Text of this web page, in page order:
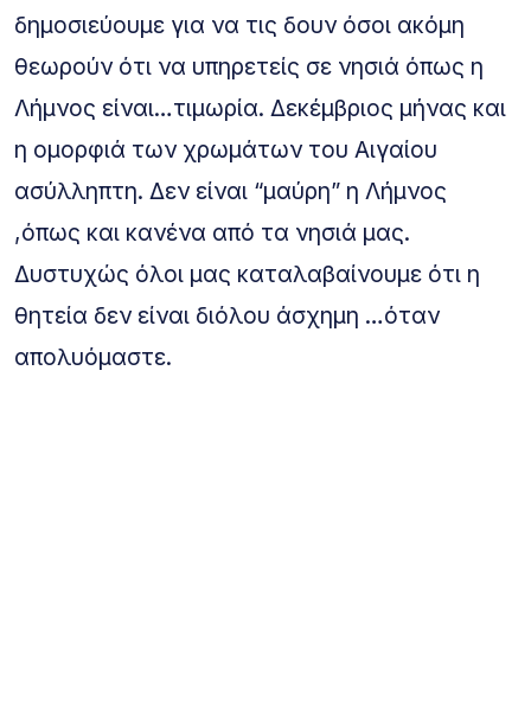
δημοσιεύουμε για να τις δουν όσοι ακόμη
θεωρούν ότι να υπηρετείς σε νησιά όπως η
Λήμνος είναι…τιμωρία. Δεκέμβριος μήνας και
η ομορφιά των χρωμάτων του Αιγαίου
ασύλληπτη. Δεν είναι “μαύρη” η Λήμνος
,όπως και κανένα από τα νησιά μας.
Δυστυχώς όλοι μας καταλαβαίνουμε ότι η
θητεία δεν είναι διόλου άσχημη …όταν
απολυόμαστε.